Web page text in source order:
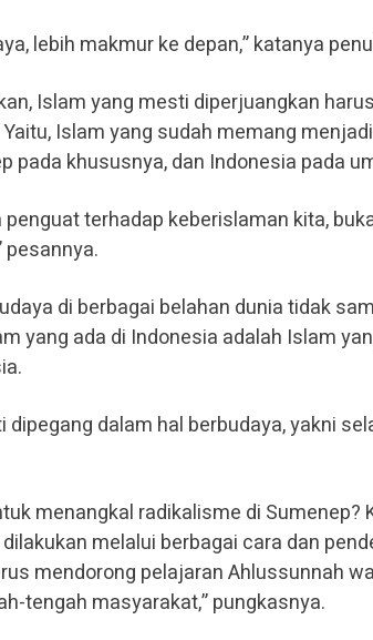
lebih makmur ke depan,” katanya
Islam yang mesti diperjuangkan
Islam yang sudah memang
pada khususnya, dan Indonesia pada
penguat terhadap keberislaman kita,
pesannya.
di berbagai belahan dunia tidak
yang ada di Indonesia adalah Islam
dipegang dalam hal berbudaya, yakni
menangkal radikalisme di Sumenep?
melalui berbagai cara dan
mendorong pelajaran Ahlussunnah
tengah masyarakat,” pungkasnya.